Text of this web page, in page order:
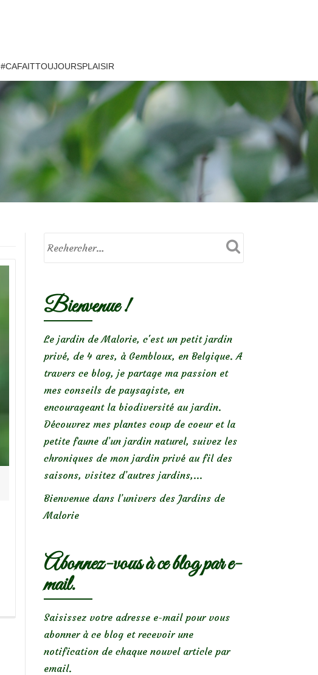
#CAFAITTOUJOURSPLAISIR
Bienvenue !
Le jardin de Malorie, c'est un petit jardin
privé, de 4 ares, à Gembloux, en Belgique. A
travers ce blog, je partage ma passion et
mes conseils de paysagiste, en
encourageant la biodiversité au jardin.
Découvrez mes plantes coup de coeur et la
petite faune d’un jardin naturel, suivez les
chroniques de mon jardin privé au fil des
saisons, visitez d’autres jardins,...
Bienvenue dans l’univers des Jardins de
Malorie
Abonnez-vous à ce blog par e-
mail.
Saisissez votre adresse e-mail pour vous
abonner à ce blog et recevoir une
notification de chaque nouvel article par
email.